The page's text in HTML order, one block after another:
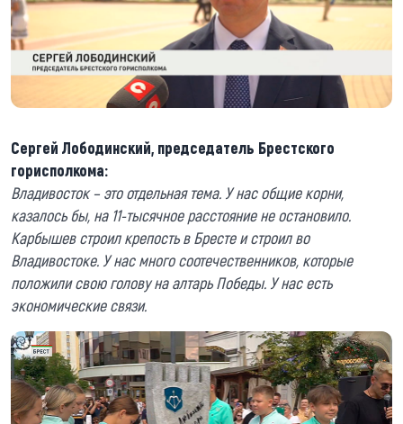
Сергей Лободинский, председатель Брестского
горисполкома:
Владивосток – это отдельная тема. У нас общие корни,
казалось бы, на 11-тысячное расстояние не остановило.
Карбышев строил крепость в Бресте и строил во
Владивостоке. У нас много соотечественников, которые
положили свою голову на алтарь Победы. У нас есть
экономические связи.